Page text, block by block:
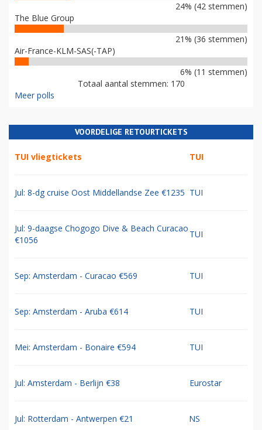
24% (42 stemmen)
The Blue Group
21% (36 stemmen)
Air-France-KLM-SAS(-TAP)
6% (11 stemmen)
Totaal aantal stemmen: 170
Meer polls
VOORDELIGE RETOURTICKETS
TUI vliegtickets TUI
Jul: 8-dg cruise Oost Middellandse Zee €1235 TUI
Jul: 9-daagse Chogogo Dive & Beach Curacao
€1056
TUI
Sep: Amsterdam - Curacao €569 TUI
Sep: Amsterdam - Aruba €614 TUI
Mei: Amsterdam - Bonaire €594 TUI
Jul: Amsterdam - Berlijn €38 Eurostar
Jul: Rotterdam - Antwerpen €21 NS